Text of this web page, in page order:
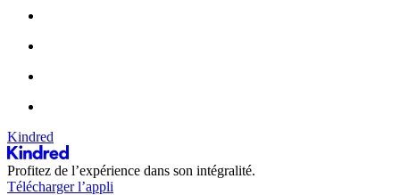
Kindred
Profitez de l’expérience dans son intégralité.
Télécharger l’appli